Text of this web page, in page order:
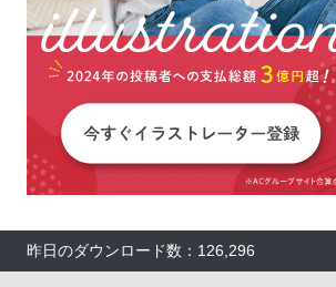
昨日のダウンロード数：126,296